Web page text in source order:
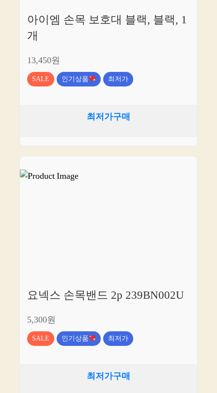
아이엠 손목 보호대 블랙, 블랙, 1
개
13,450원
SALE 인기상품 최저가
최저가구매
요넥스 손목밴드 2p 239BN002U
5,300원
SALE 인기상품 최저가
최저가구매